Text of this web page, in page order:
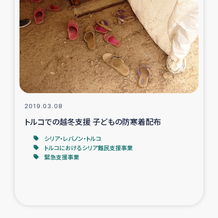
2019.03.08
トルコでの越冬支援 子どもの防寒着配布
シリア・レバノン・トルコ
トルコにおけるシリア難民支援事業
緊急支援事業